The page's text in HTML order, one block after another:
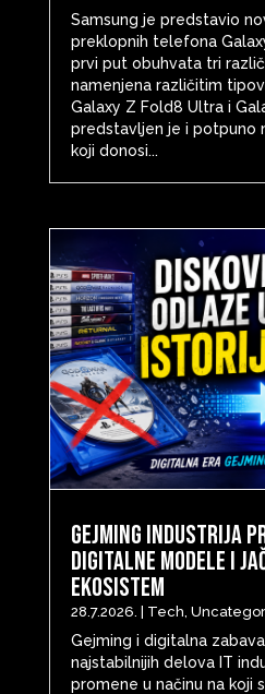
Samsung je predstavio
preklopnih telefona
prvi put obuhvata tri
namenjena različitim
Galaxy Z Fold8 Ultra i
predstavljen je i potpuno
koji donosi...
Gejming industrija
digitalne modele i
ekosistem
28.7.2026. | Tech
Gejming i digitalna
najstabilnijih delova IT
promene u načinu na koji